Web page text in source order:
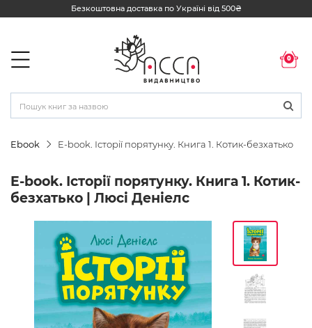
Безкоштовна доставка по Україні від 500₴
0
Ebook E-book. Історії порятунку. Книга 1. Котик-безхатько
E-book. Історії порятунку. Книга 1. Котик-
безхатько | Люсі Деніелс